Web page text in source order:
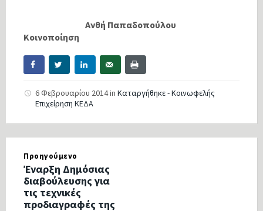
Ανθή Παπαδοπούλου
Κοινοποίηση
6 Φεβρουαρίου 2014in Καταργήθηκε - Κοινωφελής
Επιχείρηση ΚΕΔΑ
Προηγούμενο
Έναρξη Δημόσιας
διαβούλευσης για
τις τεχνικές
προδιαγραφές της